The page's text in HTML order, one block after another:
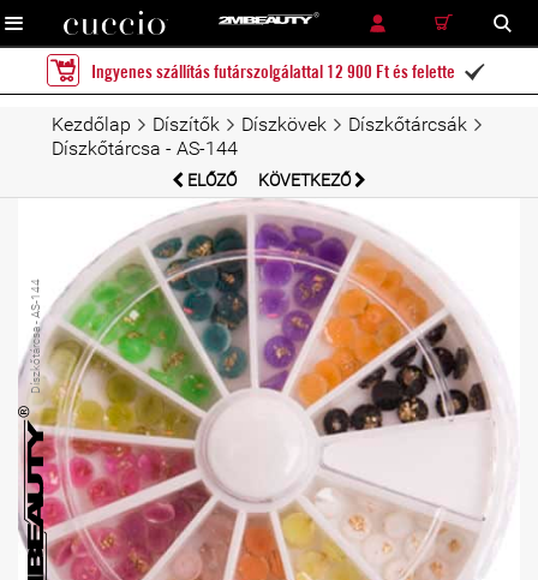
RÉSZLETES KERESÉS KERESÉS
Ingyenes szállítás futárszolgálattal 12 900 Ft és felette 
Kezdőlap Díszítők Díszkövek
Díszkőtárcsák
Díszkőtárcsa - AS-144
ELŐZŐ KÖVETKEZŐ
Díszkőtárcsa - AS-144